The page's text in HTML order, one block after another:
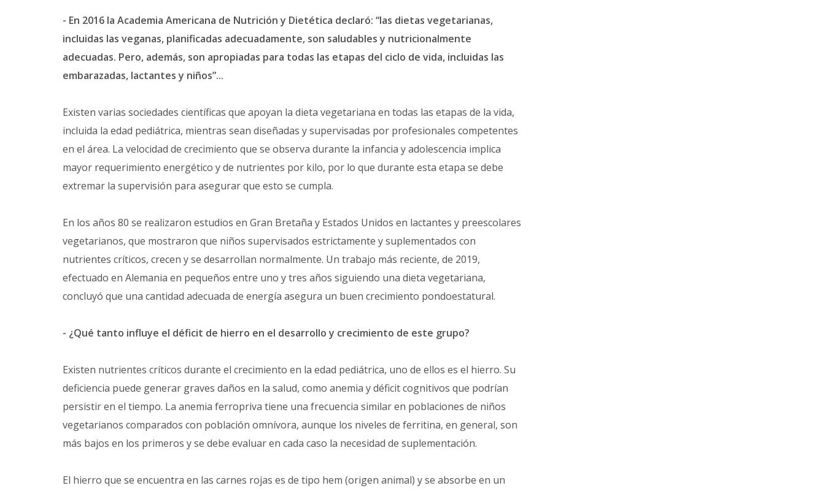
- En 2016 la Academia Americana de Nutrición y Dietética declaró: “las dietas vegetarianas,
incluidas las veganas, planificadas adecuadamente, son saludables y nutricionalmente
adecuadas. Pero, además, son apropiadas para todas las etapas del ciclo de vida, incluidas las
embarazadas, lactantes y niños”...
Existen varias sociedades científicas que apoyan la dieta vegetariana en todas las etapas de la vida,
incluida la edad pediátrica, mientras sean diseñadas y supervisadas por profesionales competentes
en el área. La velocidad de crecimiento que se observa durante la infancia y adolescencia implica
mayor requerimiento energético y de nutrientes por kilo, por lo que durante esta etapa se debe
extremar la supervisión para asegurar que esto se cumpla.
En los años 80 se realizaron estudios en Gran Bretaña y Estados Unidos en lactantes y preescolares
vegetarianos, que mostraron que niños supervisados estrictamente y suplementados con
nutrientes críticos, crecen y se desarrollan normalmente. Un trabajo más reciente, de 2019,
efectuado en Alemania en pequeños entre uno y tres años siguiendo una dieta vegetariana,
concluyó que una cantidad adecuada de energía asegura un buen crecimiento pondoestatural.
- ¿Qué tanto influye el déficit de hierro en el desarrollo y crecimiento de este grupo?
Existen nutrientes críticos durante el crecimiento en la edad pediátrica, uno de ellos es el hierro. Su
deficiencia puede generar graves daños en la salud, como anemia y déficit cognitivos que podrían
persistir en el tiempo. La anemia ferropriva tiene una frecuencia similar en poblaciones de niños
vegetarianos comparados con población omnívora, aunque los niveles de ferritina, en general, son
más bajos en los primeros y se debe evaluar en cada caso la necesidad de suplementación.
El hierro que se encuentra en las carnes rojas es de tipo hem (origen animal) y se absorbe en un